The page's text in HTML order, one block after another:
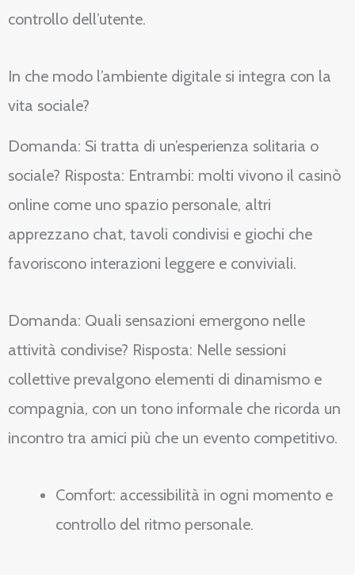
controllo dell’utente.
In che modo l’ambiente digitale si integra con la
vita sociale?
Domanda: Si tratta di un’esperienza solitaria o
sociale? Risposta: Entrambi: molti vivono il casinò
online come uno spazio personale, altri
apprezzano chat, tavoli condivisi e giochi che
favoriscono interazioni leggere e conviviali.
Domanda: Quali sensazioni emergono nelle
attività condivise? Risposta: Nelle sessioni
collettive prevalgono elementi di dinamismo e
compagnia, con un tono informale che ricorda un
incontro tra amici più che un evento competitivo.
Comfort: accessibilità in ogni momento e
controllo del ritmo personale.